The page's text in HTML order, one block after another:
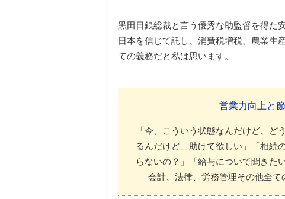
黒田日銀総裁と言う優秀な助監督を得た
日本を信じて託し、消費税増税、農業生
ての義務だと私は思います。
営業力向上と
「今、こういう状態なんだけど、
るんだけど、助けて欲しい」「相続
らないの？」「給与について聞きた
会計、法律、労務管理その他全